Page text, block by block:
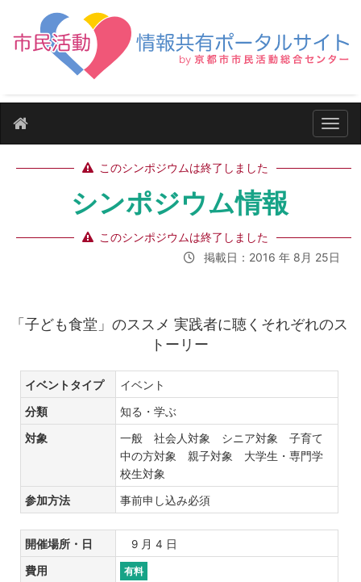
ナビ
このシンポジウムは終了しました
シンポジウム情報
このシンポジウムは終了しました
掲載日：2016 年 8月 25日
「子ども食堂」のススメ 実践者に聴くそれぞれのス
トーリー
イベントタイプ イベント
分類 知る・学ぶ
対象
一般 社会人対象 シニア対象 子育て
中の方対象 親子対象 大学生・専門学
校生対象
参加方法 事前申し込み必須
開催場所・日 9 月 4 日
費用 有料